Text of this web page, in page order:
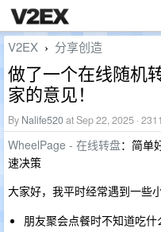
V2EX › 分享创造
做了一个在线随机
家的意见！
By Nalife520at Sep 22, 2025 ·
WheelPage - 在线转盘：简单
速决策
大家好，我平时经常遇到一些
朋友聚会点餐时不知道吃什